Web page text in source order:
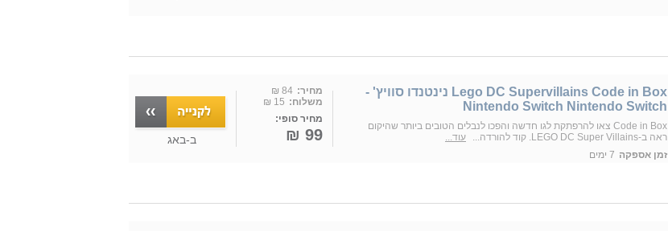
Lego DC Supervillains Code in Box נינטנדו סוויץ' -
Nintendo Switch Nintendo Switch
Code in Box צאו להרפתקת לגו חדשה והפכו לנבלים הטובים ביותר שהיקום
ראה ב-LEGO DC Super Villains. קוד להורדה...
עוד...
זמן אספקה 7 ימים
מחיר: 84 ₪
משלוח: 15 ₪
מחיר סופי:
99 ₪ ב-באג